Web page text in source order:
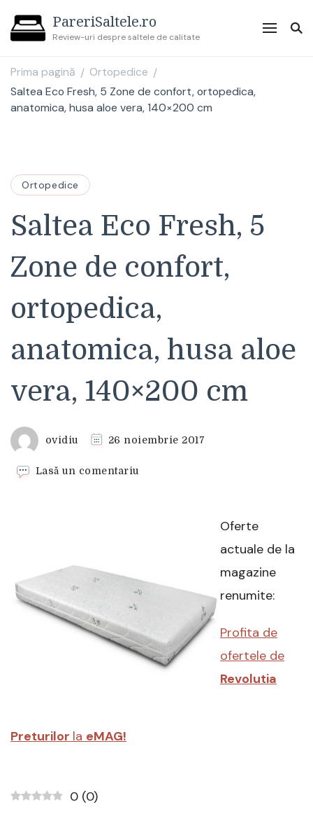
PareriSaltele.ro
Review-uri despre saltele de calitate
Prima pagină / Ortopedice /
Saltea Eco Fresh, 5 Zone de confort, ortopedica,
anatomica, husa aloe vera, 140×200 cm
Ortopedice
Saltea Eco Fresh, 5
Zone de confort,
ortopedica,
anatomica, husa aloe
vera, 140×200 cm
ovidiu 26 noiembrie 2017
Lasă un comentariu
ortopedica,
aloe
vera,
140×200
Oferte
actuale de la
magazine
renumite:
Profita de
ofertele de
Revolutia
Preturilor la eMAG!
0 (0)